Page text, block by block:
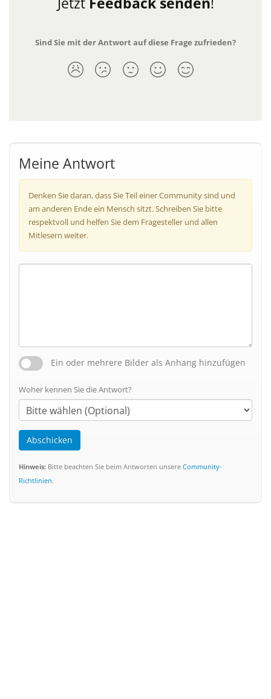
Sind Sie mit der Antwort auf diese Frage zufrieden?
Meine Antwort
Denken Sie daran, dass Sie Teil einer Community sind und
am anderen Ende ein Mensch sitzt. Schreiben Sie bitte
respektvoll und helfen Sie dem Fragesteller und allen
Mitlesern weiter.
Ein oder mehrere Bilder als Anhang hinzufügen
Woher kennen Sie die Antwort?
Abschicken
Hinweis: Bitte beachten Sie beim Antworten unsere Community-
Richtlinien.